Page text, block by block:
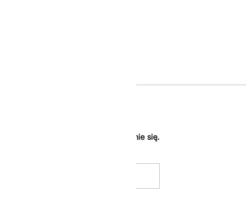
Zgarnij -10% dodatkowe za zapisanie się.